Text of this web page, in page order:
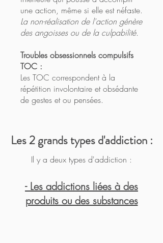
Etat de manque en cas d'impossibilité
de s'adonner à l'addiction.
Au contraire comme il y a une
tolérance qui se développe, pour
obtenir les effets désirés, il y a de plus
en plus de besoins.
4. Persistance de l'addiction en dépit
une action, même si elle est néfaste.
La non-réalisation de l'action génère
des angoisses ou de la culpabilité.
Troubles obsessionnels compulsifs
TOC :
Les TOC correspondent à la
répétition involontaire et obsédante
de gestes et ou pensées.
Les 2 grands types d'addiction :
Il y a deux types d'addiction :
- Les addictions liées à des
produits ou des substances